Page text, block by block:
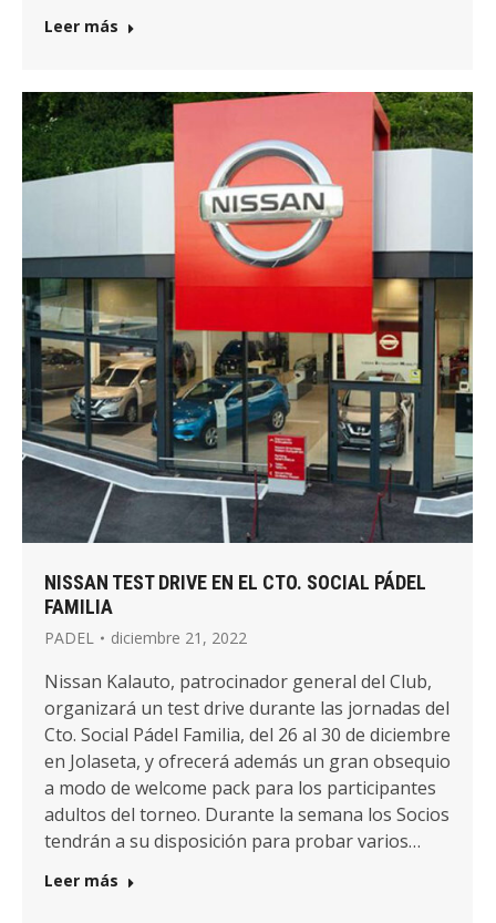
Leer más
NISSAN TEST DRIVE EN EL CTO. SOCIAL PÁDEL
FAMILIA
PADEL diciembre 21, 2022
Nissan Kalauto, patrocinador general del Club,
organizará un test drive durante las jornadas del
Cto. Social Pádel Familia, del 26 al 30 de diciembre
en Jolaseta, y ofrecerá además un gran obsequio
a modo de welcome pack para los participantes
adultos del torneo. Durante la semana los Socios
tendrán a su disposición para probar varios…
Leer más